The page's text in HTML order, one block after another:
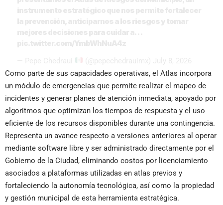
Como parte de sus capacidades operativas, el Atlas incorpora
un módulo de emergencias que permite realizar el mapeo de
incidentes y generar planes de atención inmediata, apoyado por
algoritmos que optimizan los tiempos de respuesta y el uso
eficiente de los recursos disponibles durante una contingencia.
Representa un avance respecto a versiones anteriores al operar
mediante software libre y ser administrado directamente por el
Gobierno de la Ciudad, eliminando costos por licenciamiento
asociados a plataformas utilizadas en atlas previos y
fortaleciendo la autonomía tecnológica, así como la propiedad
y gestión municipal de esta herramienta estratégica.